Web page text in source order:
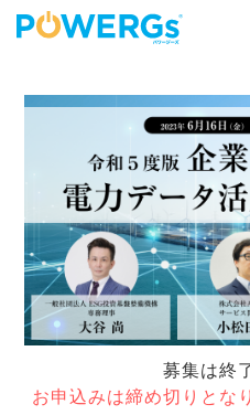
募集は終
お申込みは締め切りとな